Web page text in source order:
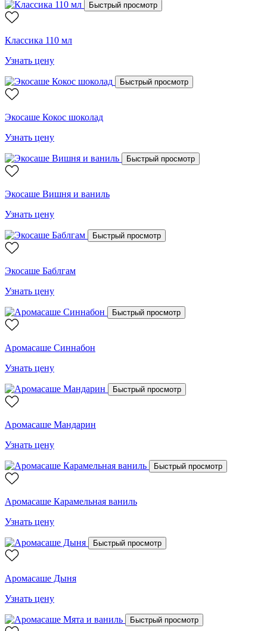
Быстрый просмотр
Классика 110 мл
Узнать цену
Быстрый просмотр
Экосаше Кокос шоколад
Узнать цену
Быстрый просмотр
Экосаше Вишня и ваниль
Узнать цену
Быстрый просмотр
Экосаше Баблгам
Узнать цену
Быстрый просмотр
Аромасаше Синнабон
Узнать цену
Быстрый просмотр
Аромасаше Мандарин
Узнать цену
Быстрый просмотр
Аромасаше Карамельная ваниль
Узнать цену
Быстрый просмотр
Аромасаше Дыня
Узнать цену
Быстрый просмотр